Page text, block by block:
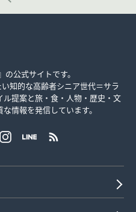
公式サイトです。
知的な高齢者シニア世代＝サラ
提案と旅・食・人物・歴史・文
情報を発信しています。